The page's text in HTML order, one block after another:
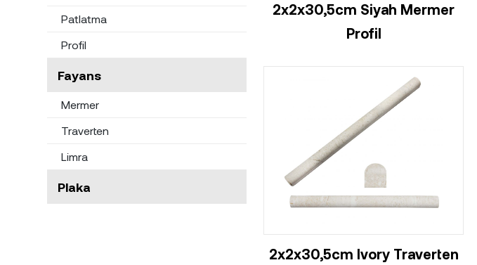
Patlatma
Profil
Fayans
Mermer
Traverten
Limra
Plaka
2x2x30,5cm Siyah Mermer
Profil
2x2x30,5cm Ivory Traverten